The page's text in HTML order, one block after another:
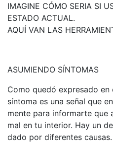
IMAGINE CÓMO SERIA SI
ESTADO ACTUAL.
AQUÍ VAN LAS
ASUMIENDO SÍNTOMAS
Como quedó expresado
síntoma es una señal que
mente para informarte que
mal en tu interior. Hay un
dado por diferentes causas.